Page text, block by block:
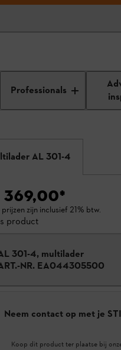
Professionals
AL 301-4
*
prijzen zijn inclusief 21% btw.
product
301-4, multilader
NR. EA044305500
Neem contact op met je
Koop dit product ter plaatse bij